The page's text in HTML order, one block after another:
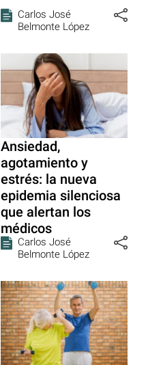
Carlos José
Belmonte López
Ansiedad,
agotamiento y
estrés: la nueva
epidemia silenciosa
que alertan los
médicos
Carlos José
Belmonte López